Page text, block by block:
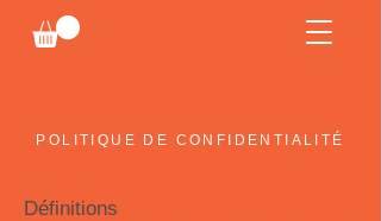
POLITIQUE DE CONFIDENTIALITÉ
Définitions